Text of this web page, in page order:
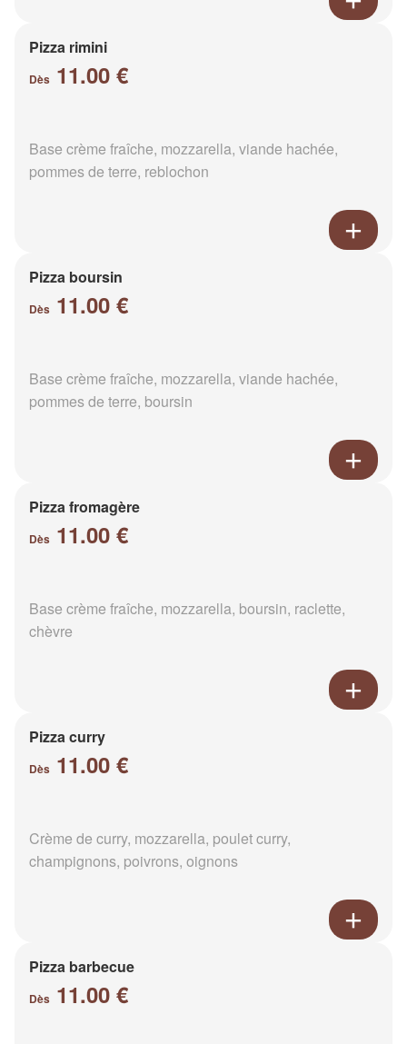
Pizza rimini
Dès 11.00 €
Base crème fraîche, mozzarella, viande hachée,
pommes de terre, reblochon
Pizza boursin
Dès 11.00 €
Base crème fraîche, mozzarella, viande hachée,
pommes de terre, boursin
Pizza fromagère
Dès 11.00 €
Base crème fraîche, mozzarella, boursin, raclette,
chèvre
Pizza curry
Dès 11.00 €
Crème de curry, mozzarella, poulet curry,
champignons, poivrons, oignons
Pizza barbecue
Dès 11.00 €